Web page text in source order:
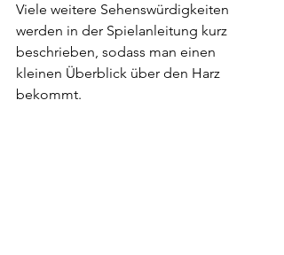
Viele weitere Sehenswürdigkeiten
werden in der Spielanleitung kurz
beschrieben, sodass man einen
kleinen Überblick über den Harz
bekommt.